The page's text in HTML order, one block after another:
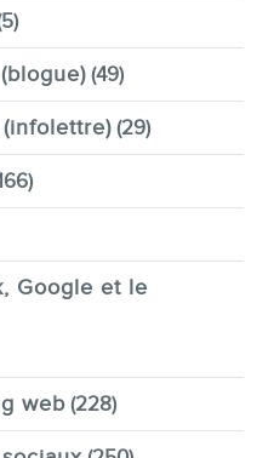
(49)
(29)
Google et le
web (228)